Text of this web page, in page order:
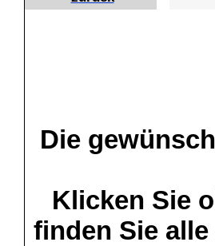
Die
Klicken Sie
finden Sie